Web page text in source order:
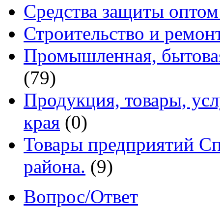
Средства защиты
Строительство и
Промышленная,
(79)
Продукция, товары,
края (0)
Товары предприятий
района. (9)
Вопрос/Ответ